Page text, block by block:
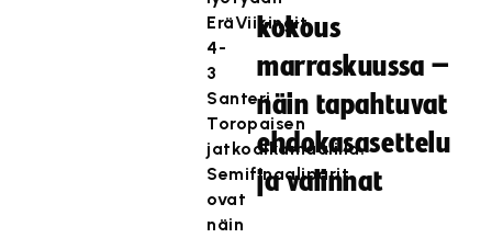
EräViikingit
4-
3
Santeri
Toropaisen
jatkoaikamaalilla.
Semifinaaliparit
ovat
näin
kokous
marraskuussa –
näin tapahtuvat
ehdokasasettelu
ja valinnat